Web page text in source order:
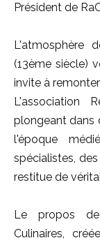
Président de
L'atmosphère
(13ème siècle)
invite à
L'association
plongeant dans
l'époque
spécialistes,
restitue de
Le propos de
Culinaires,